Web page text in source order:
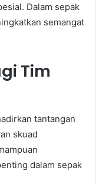
Dalam sepak
semangat
Tim
tantangan
skuad
dalam sepak